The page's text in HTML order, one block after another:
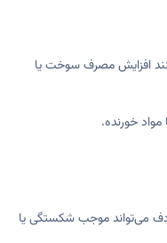
افزایش مصرف سوخت یا
خورنده.
می‌تواند موجب شکستگی یا